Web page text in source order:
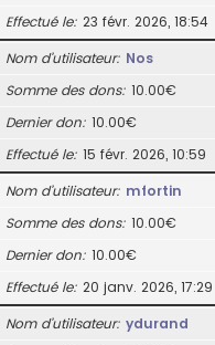
Effectué le 23 févr. 2026, 18:54
Nom d’utilisateur Nos
Somme des dons 10.00€
Dernier don 10.00€
Effectué le 15 févr. 2026, 10:59
Nom d’utilisateur mfortin
Somme des dons 10.00€
Dernier don 10.00€
Effectué le 20 janv. 2026, 17:29
Nom d’utilisateur ydurand